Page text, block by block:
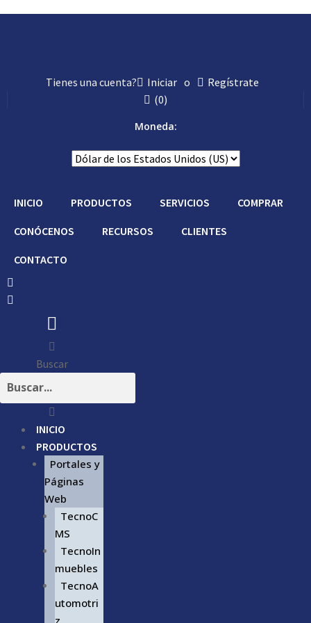
Tienes una cuenta? Iniciar o
Regístrate
(0)
Moneda:
INICIO PRODUCTOS SERVICIOS COMPRAR
CONÓCENOS RECURSOS CLIENTES
CONTACTO
Buscar
INICIO
PRODUCTOS
Portales y
Páginas
Web
TecnoC
MS
TecnoIn
muebles
TecnoA
utomotri